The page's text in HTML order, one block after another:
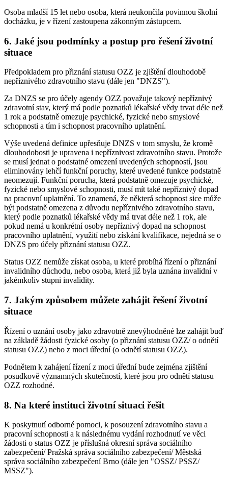
Osoba mladší 15 let nebo osoba, která neukončila povinnou školní
docházku, je v řízení zastoupena zákonným zástupcem.
6. Jaké jsou podmínky a postup pro řešení životní
situace
Předpokladem pro přiznání statusu OZZ je zjištění dlouhodobě
nepříznivého zdravotního stavu (dále jen "DNZS").
Za DNZS se pro účely agendy OZZ považuje takový nepříznivý
zdravotní stav, který má podle poznatků lékařské vědy trvat déle než
1 rok a podstatně omezuje psychické, fyzické nebo smyslové
schopnosti a tím i schopnost pracovního uplatnění.
Výše uvedená definice upřesňuje DNZS v tom smyslu, že kromě
dlouhodobosti je upravena i nepříznivost zdravotního stavu. Protože
se musí jednat o podstatné omezení uvedených schopností, jsou
eliminovány lehčí funkční poruchy, které uvedené funkce podstatně
neomezují. Funkční porucha, která podstatně omezuje psychické,
fyzické nebo smyslové schopnosti, musí mít také nepříznivý dopad
na pracovní uplatnění. To znamená, že některá schopnost sice může
být podstatně omezena z důvodu nepříznivého zdravotního stavu,
který podle poznatků lékařské vědy má trvat déle než 1 rok, ale
pokud nemá u konkrétní osoby nepříznivý dopad na schopnost
pracovního uplatnění, využití nebo získání kvalifikace, nejedná se o
DNZS pro účely přiznání statusu OZZ.
Status OZZ nemůže získat osoba, u které probíhá řízení o přiznání
invalidního důchodu, nebo osoba, která již byla uznána invalidní v
jakémkoliv stupni invalidity.
7. Jakým způsobem můžete zahájit řešení životní
situace
Řízení o uznání osoby jako zdravotně znevýhodněné lze zahájit buď
na základě žádosti fyzické osoby (o přiznání statusu OZZ/ o odnětí
statusu OZZ) nebo z moci úřední (o odnětí statusu OZZ).
Podnětem k zahájení řízení z moci úřední bude zejména zjištění
posudkově významných skutečností, které jsou pro odnětí statusu
OZZ rozhodné.
8. Na které instituci životní situaci řešit
K poskytnutí odborné pomoci, k posouzení zdravotního stavu a
pracovní schopnosti a k následnému vydání rozhodnutí ve věci
žádosti o status OZZ je příslušná okresní správa sociálního
zabezpečení/ Pražská správa sociálního zabezpečení/ Městská
správa sociálního zabezpečení Brno (dále jen "OSSZ/ PSSZ/
MSSZ").